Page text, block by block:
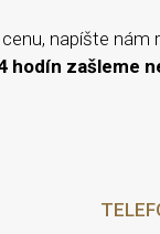
napíšte nám
hodín zašleme